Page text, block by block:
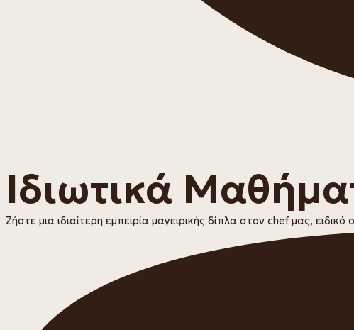
Ιδιωτικά
Ζήστε μια ιδιαίτερη εμπειρία μαγειρικής δίπλα στον chef μας,